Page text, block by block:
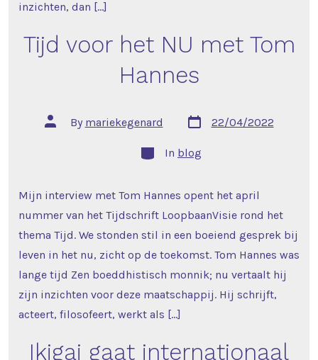
inzichten, dan […]
Tijd voor het NU met Tom
Hannes
Post
author
By mariekegenard
Post
date
22/04/2022
Categories
In blog
Mijn interview met Tom Hannes opent het april
nummer van het Tijdschrift LoopbaanVisie rond het
thema Tijd. We stonden stil in een boeiend gesprek bij
leven in het nu, zicht op de toekomst. Tom Hannes was
lange tijd Zen boeddhistisch monnik; nu vertaalt hij
zijn inzichten voor deze maatschappij. Hij schrijft,
acteert, filosofeert, werkt als […]
Ikigai gaat internationaal